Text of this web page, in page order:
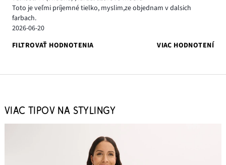
Toto je veľmi príjemné tielko, myslim,ze objednam v dalsich
farbach.
2026-06-20
FILTROVAŤ HODNOTENIA
VIAC HODNOTENÍ
VIAC TIPOV NA STYLINGY